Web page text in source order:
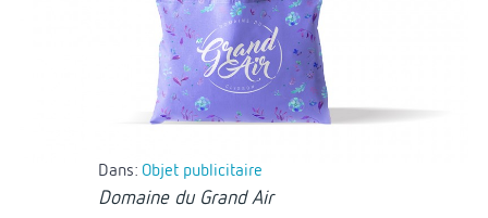
Dans: Objet publicitaire
Domaine du Grand Air